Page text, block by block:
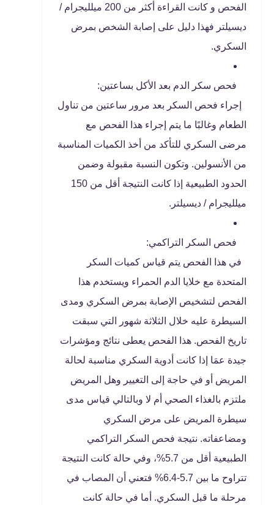
الفحص و كانت القراءة أكثر من 200 ميلليجرام /
ديسيلتر فهذا دليل على إصابة الشخص بمرض
السكري.
فحص سكر الدم بعد الأكل بساعتين:
إجراء فحص السكر بعد مرور ساعتين من تناول
الطعام وغالبًا ما يتم إجراء هذا الفحص مع
مرضى السكري للتأكد من أخذ الكميات المناسبة
من الأنسولين. وتكون النسبة مقبولة وضمن
الحدود الطبيعية إذا كانت النتيجة أقل من 150
ميلليجرام / ديسيلتر.
فحص السكر التراكمي:
في هذا الفحص يتم قياس كميات السكر
المتحدة مع خلايا الدم الحمراء ويستخدم هذا
الفحص لتشخيص الإصابة بمرض السكري ومدى
السيطرة عليه خلال الثلاثة شهور التي سبقت
تاريخ الفحص. هذا الفحص يعطى نتائج ومؤشرات
جيدة عمَا إذا كانت أدوية السكري مناسبة لحالة
المريض أو في حاجة إلى التغيير وهل المريض
ملتزم بالغذاء الصحي أم لا وبالتالي قياس مدى
سيطرة المريض على مرض السكري
ومضاعفاته. نتيجة فحص السكر التراكمي
الطبيعية أقل من 5.7%، وفي حالة كانت النتيجة
تتراوح ما بين 5.7-6.4% فتعني أن المصاب في
مرحلة ما قبل السكري. أما في حالة كانت